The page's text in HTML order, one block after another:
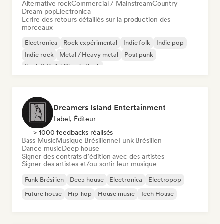
Alternative rockCommercial / MainstreamCountry
Dream popElectronica
Ecrire des retours détaillés sur la production des
morceaux
Electronica Rock expérimental Indie folk
Indie pop
Indie rock
Metal / Heavy metal
Post punk
Rock & Roll / Classic Rock
Dreamers Island Entertainment
Label, Éditeur
> 1000 feedbacks réalisés
Bass MusicMusique BrésilienneFunk Brésilien
Dance musicDeep house
Signer des contrats d’édition avec des artistes
Signer des artistes et/ou sortir leur musique
Funk Brésilien Deep house Electronica
Electropop
Future house
Hip-hop House music Tech House